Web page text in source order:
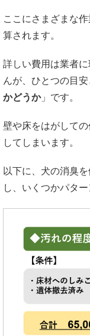
ここにさまざまな
算されます。
詳しい費用は業者
んが、ひとつの目安
かどうか」です。
壁や床をはがして
してしまいます。
以下に、犬の消臭
し、いくつかパター